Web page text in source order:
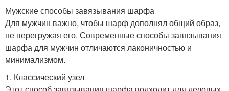
Мужские способы завязывания шарфа
Для мужчин важно, чтобы шарф дополнял общий образ,
не перегружая его. Современные способы завязывания
шарфа для мужчин отличаются лаконичностью и
минимализмом.
1. Классический узел